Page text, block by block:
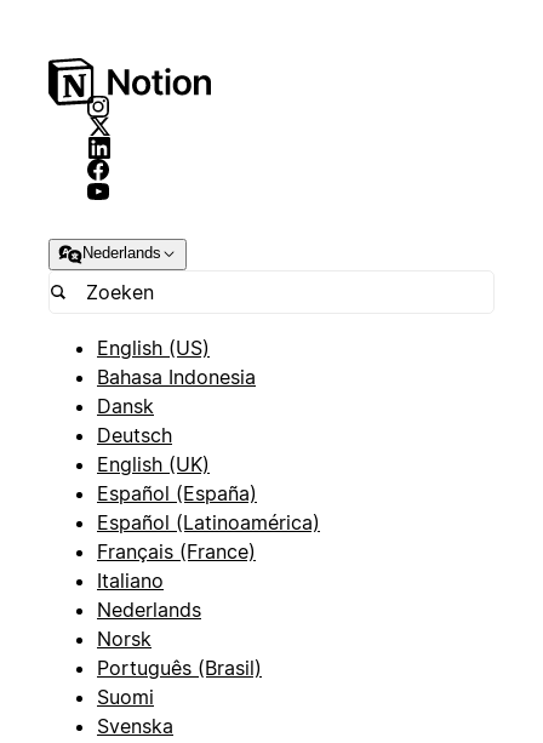
Nederlands
English (US)
Bahasa Indonesia
Dansk
Deutsch
English (UK)
Español (España)
Español (Latinoamérica)
Français (France)
Italiano
Nederlands
Norsk
Português (Brasil)
Suomi
Svenska